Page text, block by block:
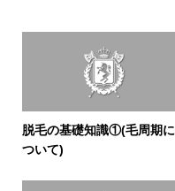
脱毛の基礎知識①(毛周期に
ついて)